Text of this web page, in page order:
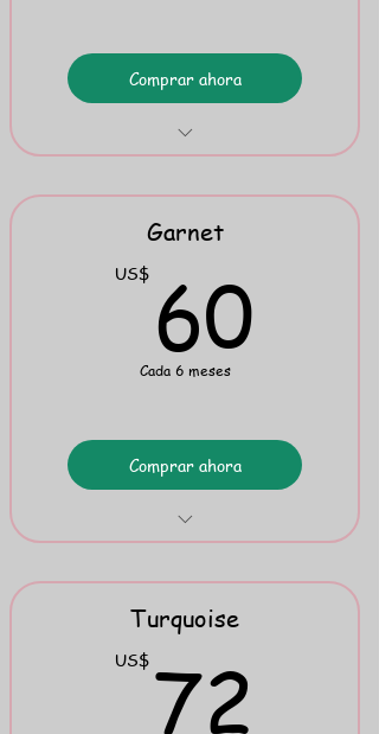
Comprar ahora
Phonics Cards
Phonics Charts
Garnet
US$ 60
Cada 6 meses
Comprar ahora
4 Phonics Drills
"Something Else"
Turquoise
US$ 72